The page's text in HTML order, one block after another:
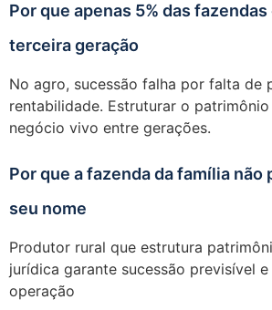
Por que apenas 5% das fazendas
terceira geração
No agro, sucessão falha por falta de
rentabilidade. Estruturar o
negócio vivo entre gerações.
Por que a fazenda da família não
seu nome
Produtor rural que estrutura
jurídica garante sucessão previsível
operação